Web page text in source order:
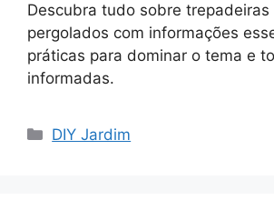
Descubra tudo sobre trepadeiras
pergolados com informações
práticas para dominar o tema e
informadas.
Categorias
DIY Jardim